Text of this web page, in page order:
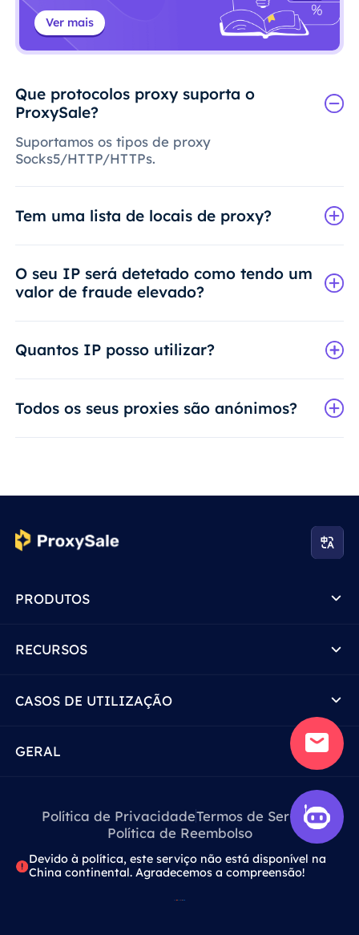
Ver mais
Que protocolos proxy suporta o
ProxySale?
Suportamos os tipos de proxy
Socks5/HTTP/HTTPs.
Tem uma lista de locais de proxy?
O seu IP será detetado como tendo um
valor de fraude elevado?
Quantos IP posso utilizar?
Todos os seus proxies são anónimos?
PRODUTOS
RECURSOS
CASOS DE UTILIZAÇÃO
GERAL
Política de PrivacidadeTermos de Serviço
Política de Reembolso
Devido à política, este serviço não está disponível na
China continental. Agradecemos a compreensão!